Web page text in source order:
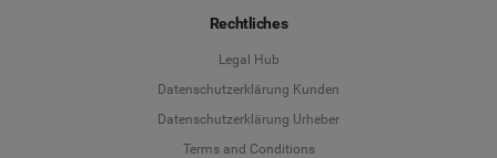
Rechtliches
Legal Hub
Datenschutzerklärung Kunden
Datenschutzerklärung Urheber
Terms and Conditions